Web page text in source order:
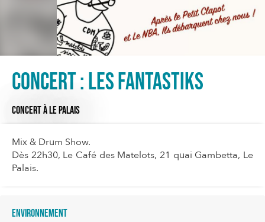
Concert : Les Fantastiks
CONCERTÀ LE PALAIS
Mix & Drum Show.
Dès 22h30, Le Café des Matelots, 21 quai Gambetta, Le
Palais.
Environnement